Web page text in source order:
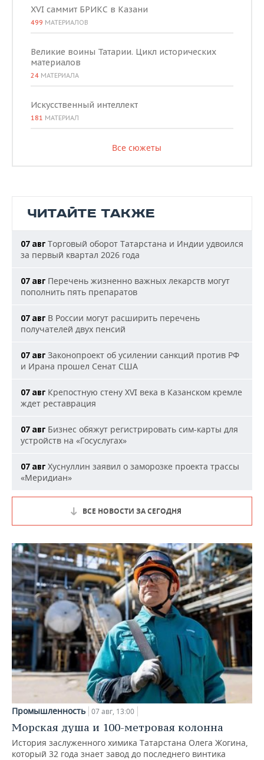
XVI саммит БРИКС в Казани
499 МАТЕРИАЛОВ
Великие воины Татарии. Цикл исторических
материалов
24 МАТЕРИАЛА
Искусственный интеллект
181 МАТЕРИАЛ
Все сюжеты
ЧИТАЙТЕ ТАКЖЕ
07 авг Торговый оборот Татарстана и Индии удвоился
за первый квартал 2026 года
07 авг Перечень жизненно важных лекарств могут
пополнить пять препаратов
07 авг В России могут расширить перечень
получателей двух пенсий
07 авг Законопроект об усилении санкций против РФ
и Ирана прошел Сенат США
07 авг Крепостную стену XVI века в Казанском кремле
ждет реставрация
07 авг Бизнес обяжут регистрировать сим-карты для
устройств на «Госуслугах»
07 авг Хуснуллин заявил о заморозке проекта трассы
«Меридиан»
ВСЕ НОВОСТИ ЗА СЕГОДНЯ
Промышленность 07 авг, 13:00
Морская душа и 100-метровая колонна
История заслуженного химика Татарстана Олега Жогина,
который 32 года знает завод до последнего винтика